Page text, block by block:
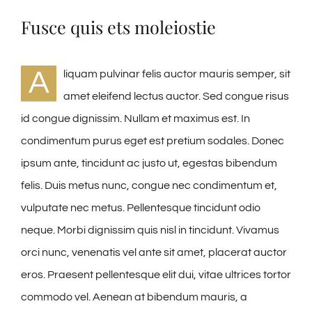
Fusce quis ets moleiostie
A
liquam pulvinar felis auctor mauris semper, sit
amet eleifend lectus auctor. Sed congue risus
id congue dignissim. Nullam et maximus est. In
condimentum purus eget est pretium sodales. Donec
ipsum ante, tincidunt ac justo ut, egestas bibendum
felis. Duis metus nunc, congue nec condimentum et,
vulputate nec metus. Pellentesque tincidunt odio
neque. Morbi dignissim quis nisl in tincidunt. Vivamus
orci nunc, venenatis vel ante sit amet, placerat auctor
eros. Praesent pellentesque elit dui, vitae ultrices tortor
commodo vel. Aenean at bibendum mauris, a